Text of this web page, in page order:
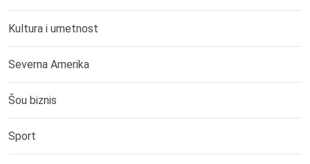
Kultura i umetnost
Severna Amerika
Šou biznis
Sport